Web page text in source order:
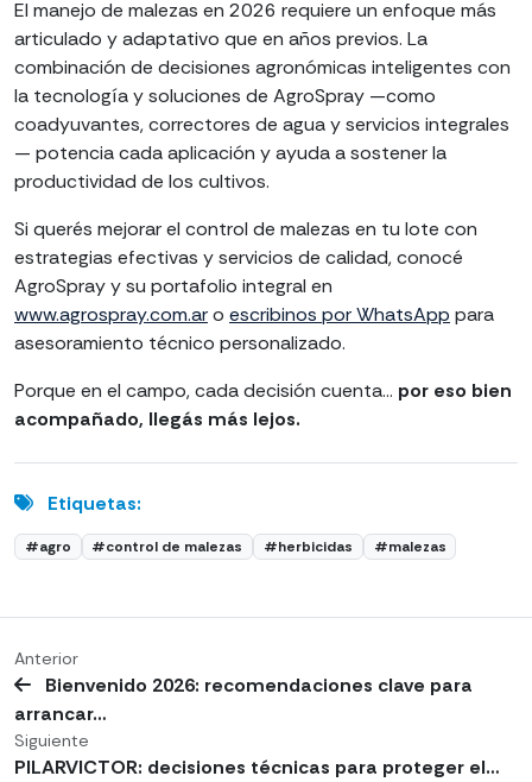
El manejo de malezas en 2026 requiere un enfoque más
articulado y adaptativo que en años previos. La
combinación de decisiones agronómicas inteligentes con
la tecnología y soluciones de AgroSpray —como
coadyuvantes, correctores de agua y servicios integrales
— potencia cada aplicación y ayuda a sostener la
productividad de los cultivos.
Si querés mejorar el control de malezas en tu lote con
estrategias efectivas y servicios de calidad, conocé
AgroSpray y su portafolio integral en
www.agrospray.com.aro escribinos por WhatsApp para
asesoramiento técnico personalizado.
Porque en el campo, cada decisión cuenta… por eso bien
acompañado, llegás más lejos.
Etiquetas:
#agro #control de malezas #herbicidas #malezas
Anterior
Bienvenido 2026: recomendaciones clave para
arrancar…
Siguiente
PILARVICTOR: decisiones técnicas para proteger el…